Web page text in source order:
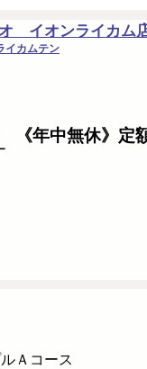
イオンライカム
イカムテン
《年中無休》
Ａコース